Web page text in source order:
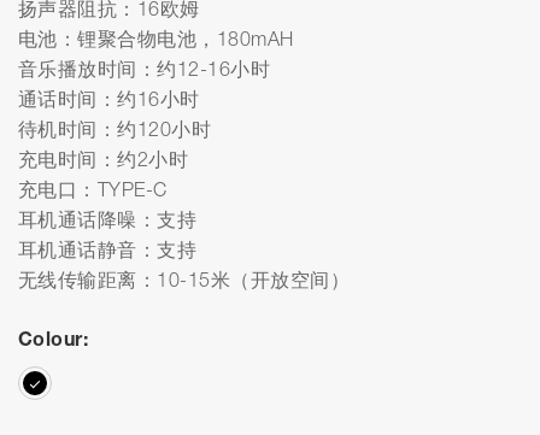
扬声器阻抗：16欧姆
电池：锂聚合物电池，180mAH
音乐播放时间：约12-16小时
通话时间：约16小时
待机时间：约120小时
充电时间：约2小时
充电口：TYPE-C
耳机通话降噪：支持
耳机通话静音：支持
无线传输距离：10-15米（开放空间）
Colour: